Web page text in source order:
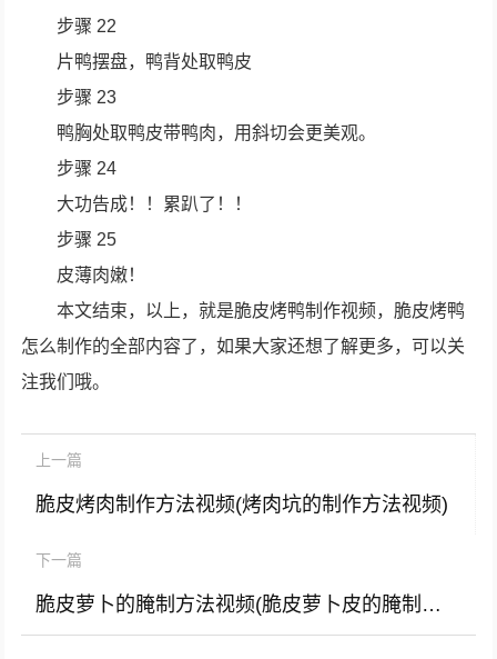
步骤 22
片鸭摆盘，鸭背处取鸭皮
步骤 23
鸭胸处取鸭皮带鸭肉，用斜切会更美观。
步骤 24
大功告成！！累趴了！！
步骤 25
皮薄肉嫩！
本文结束，以上，就是脆皮烤鸭制作视频，脆皮烤鸭
怎么制作的全部内容了，如果大家还想了解更多，可以关
注我们哦。
上一篇
脆皮烤肉制作方法视频(烤肉坑的制作方法视频)
下一篇
脆皮萝卜的腌制方法视频(脆皮萝卜皮的腌制方法视频)